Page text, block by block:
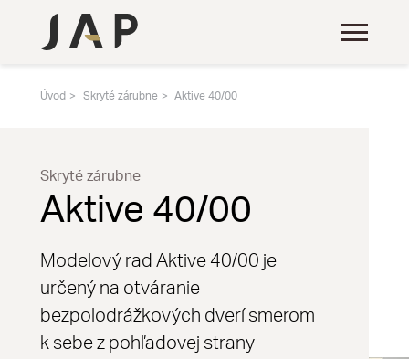
Úvod Skryté zárubne Aktive 40/00
Skryté zárubne
Aktive 40/00
Modelový rad Aktive 40/00 je
určený na otváranie
bezpolodrážkových dverí smerom
k sebe z pohľadovej strany